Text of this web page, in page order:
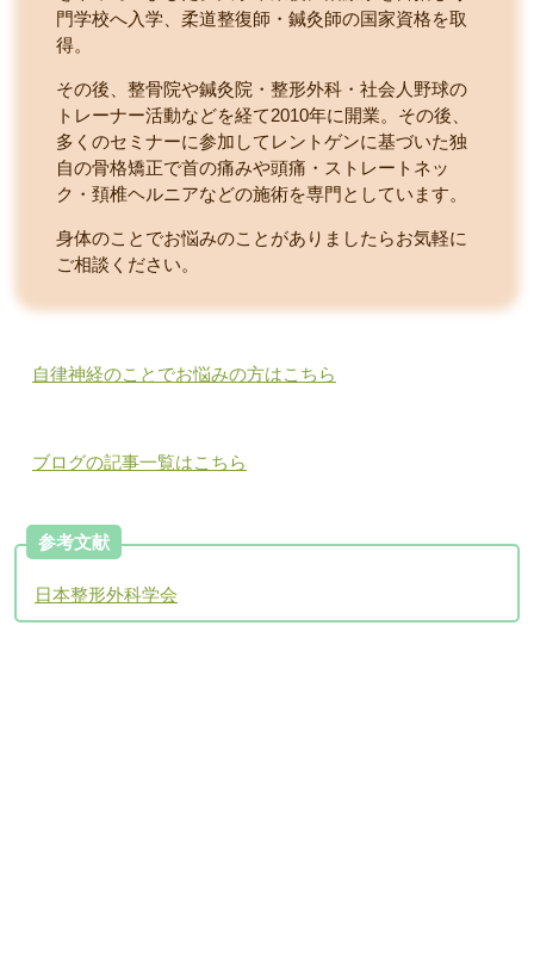
門学校へ入学、柔道整復師・鍼灸師の国家資格を取
得。
その後、整骨院や鍼灸院・整形外科・社会人野球の
トレーナー活動などを経て2010年に開業。その後、
多くのセミナーに参加してレントゲンに基づいた独
自の骨格矯正で首の痛みや頭痛・ストレートネッ
ク・頚椎ヘルニアなどの施術を専門としています。
身体のことでお悩みのことがありましたらお気軽に
ご相談ください。
自律神経のことでお悩みの方はこちら
ブログの記事一覧はこちら
参考文献
日本整形外科学会